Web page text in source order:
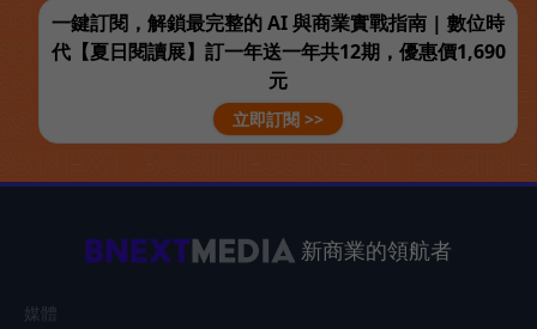
一鍵訂閱，解鎖最完整的 AI 與商業實戰指南 | 數位時
代【夏日閱讀展】訂一年送一年共12期，優惠價1,690
元
立即訂閱 >>
新商業的領航者
媒體